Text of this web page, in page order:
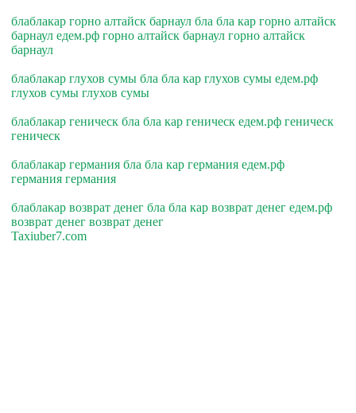
блаблакар горно алтайск барнаул бла бла кар горно алтайск
барнаул едем.рф горно алтайск барнаул горно алтайск
барнаул
блаблакар глухов сумы бла бла кар глухов сумы едем.рф
глухов сумы глухов сумы
блаблакар геническ бла бла кар геническ едем.рф геническ
геническ
блаблакар германия бла бла кар германия едем.рф
германия германия
блаблакар возврат денег бла бла кар возврат денег едем.рф
возврат денег возврат денег
Taxiuber7.com